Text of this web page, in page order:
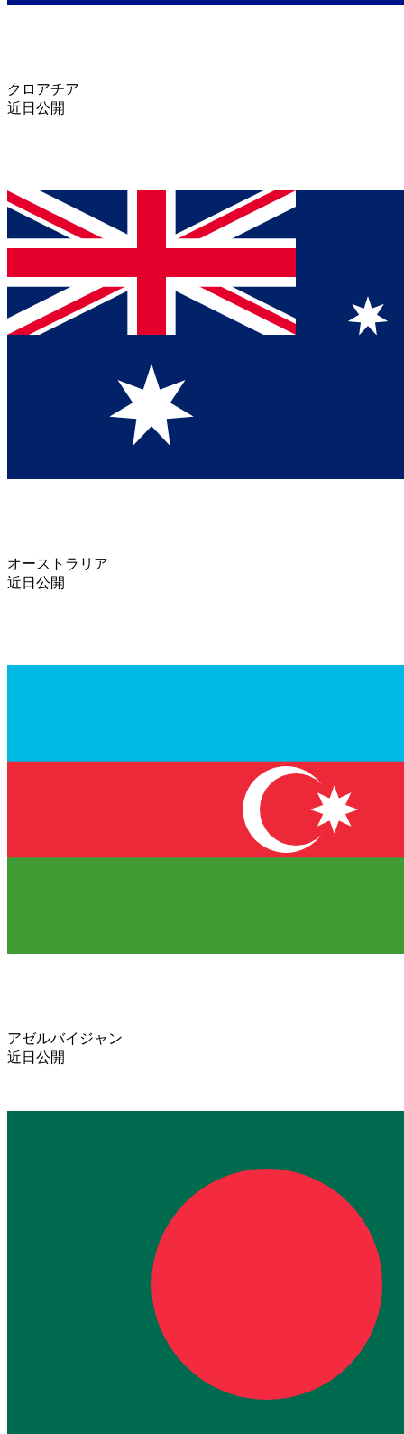
クロアチア
近日公開
オーストラリア
近日公開
アゼルバイジャン
近日公開